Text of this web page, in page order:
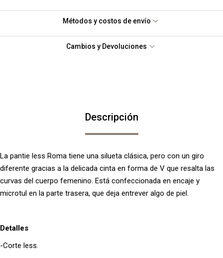
Métodos y costos de envío
Cambios y Devoluciones
Descripción
La pantie less Roma tiene una silueta clásica, pero con un giro
diferente gracias a la delicada cinta en forma de V que resalta las
curvas del cuerpo femenino. Está confeccionada en encaje y
microtul en la parte trasera, que deja entrever algo de piel.
Detalles
-Corte less.